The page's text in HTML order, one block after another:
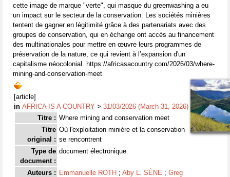
cette image de marque "verte", qui masque du greenwashing a eu
un impact sur le secteur de la conservation. Les sociétés minières
tentent de gagner en légitimité grâce à des partenariats avec des
groupes de conservation, qui en échange ont accès au financement
des multinationales pour mettre en œuvre leurs programmes de
préservation de la nature, ce qui revient à l’expansion d'un
capitalisme néocolonial. https://africasacountry.com/2026/03/where-
mining-and-conservation-meet
[article]
in AFRICA IS A COUNTRY > 31/03/2026 (March 31, 2026)
Titre : Where mining and conservation meet
Titre
original :
Où l'exploitation minière et la conservation
se rencontrent
Type de
document :
document électronique
Auteurs : Emmanuelle ROTH ; Aby L. SÈNE ; Greg